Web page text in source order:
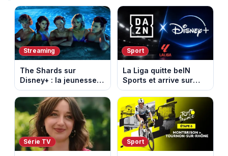
Streaming
The Shards sur
Disney+ : la jeunesse
dorée de Los Angeles
face à un tueur dans
les années 80
Sport
La Liga quitte beIN
Sports et arrive sur
DAZN et Disney+ en
France
Série TV Sport